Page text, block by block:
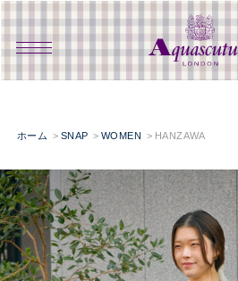
ホーム SNAP WOMEN HANZAWA